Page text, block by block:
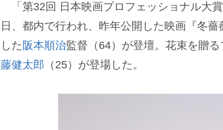
「第32回 日本映画プロフェッショナル大
日、都内で行われ、昨年公開した映画『冬
した 阪本順治監督（64）が登壇。花束を贈
藤健太郎 （25）が登場した。